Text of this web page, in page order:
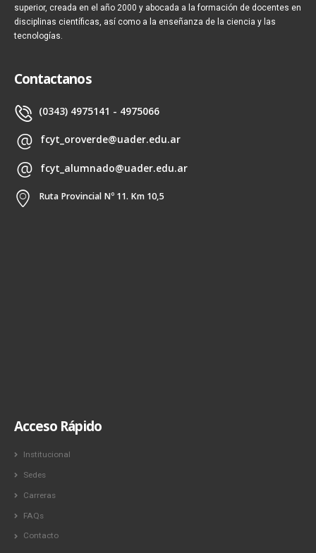
superior, creada en el año 2000 y abocada a la formación de docentes en
disciplinas científicas, así como a la enseñanza de la ciencia y las
tecnologías.
Contactanos
(0343) 4975141 - 4975066
fcyt_oroverde@uader.edu.ar
fcyt_alumnado@uader.edu.ar
Ruta Provincial Nº 11. Km 10,5
Acceso Rápido
Institucional
Sedes
Carreras
FAQs
Contacto